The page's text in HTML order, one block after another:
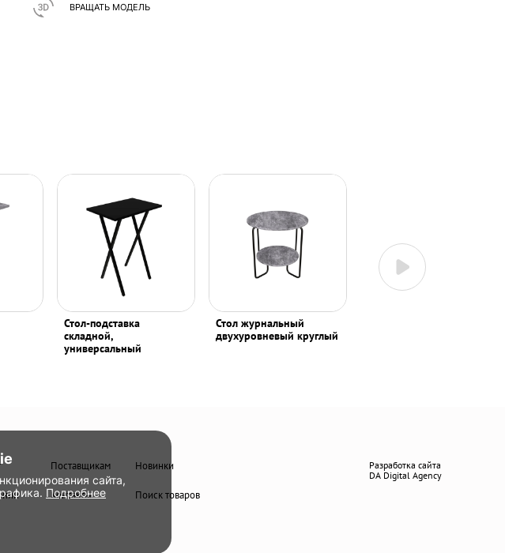
ВРАЩАТЬ МОДЕЛЬ
Стол-подставка
складной,
универсальный
Стол журнальный
двухуровневый круглый
Поставщикам Новинки
Контакты Поиск товаров
Разработка сайта
DA Digital Agency
сайта,
Подробнее